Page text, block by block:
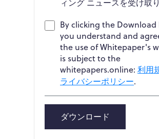
ィング ニュースを受け取
By clicking the
you understand and
the use of Whitepaper's
is subject to the
whitepapers.online: 利用
ライバシーポリシー.
ダウンロード